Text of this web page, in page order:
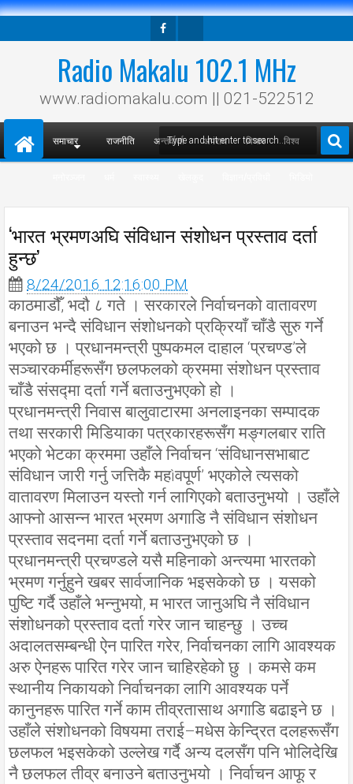
Radio Makalu 102.1 MHz
www.radiomakalu.com || 021-522512
समाचार राजनीति अन्तर्वार्ता अपराध विचार विश्व
‘भारत भ्रमणअघि संविधान संशोधन प्रस्ताव दर्ता
हुन्छ’
8/24/2016 12:16:00 PM
काठमाडौँ, भदौ ८ गते । सरकारले निर्वाचनको वातावरण
बनाउन भन्दै संविधान संशोधनको प्रक्रियाँ चाँडै सुरु गर्ने
भएको छ । प्रधानमन्त्री पुष्पकमल दाहाल ‘प्रचण्ड’ले
सञ्चारकर्मीहरूसँग छलफलको क्रममा संशोधन प्रस्ताव
चाँडै संसद्मा दर्ता गर्ने बताउनुभएको हो ।
प्रधानमन्त्री निवास बालुवाटारमा अनलाइनका सम्पादक
तथा सरकारी मिडियाका पत्रकारहरूसँग मङ्गलबार राति
भएको भेटका क्रममा उहाँले निर्वाचन ‘संविधानसभाबाट
संविधान जारी गर्नु जत्तिकै महìवपूर्ण’ भएकोले त्यसको
वातावरण मिलाउन यस्तो गर्न लागिएको बताउनुभयो । उहाँले
आफ्नो आसन्न भारत भ्रमण अगाडि नै संविधान संशोधन
प्रस्ताव सदनमा दर्ता गर्ने बताउनुभएको छ ।
प्रधानमन्त्री प्रचण्डले यसै महिनाको अन्त्यमा भारतको
भ्रमण गर्नुहुने खबर सार्वजानिक भइसकेको छ । यसको
पुष्टि गर्दै उहाँले भन्नुभयो, म भारत जानुअघि नै संविधान
संशोधनको प्रस्ताव दर्ता गरेर जान चाहन्छु । उच्च
अदालतसम्बन्धी ऐन पारित गरेर, निर्वाचनका लागि आवश्यक
अरु ऐनहरू पारित गरेर जान चाहिरहेको छु । कमसे कम
स्थानीय निकायको निर्वाचनका लागि आवश्यक पर्ने
कानुनहरू पारित गर्ने काम तीव्रतासाथ अगाडि बढाइने छ ।
उहाँले संशोधनको विषयमा तराई–मधेस केन्द्रित दलहरूसँग
छलफल भइसकेको उल्लेख गर्दै अन्य दलसँग पनि भोलिदेखि
नै छलफल तीव्र बनाउने बताउनुभयो । निर्वाचन आफू र